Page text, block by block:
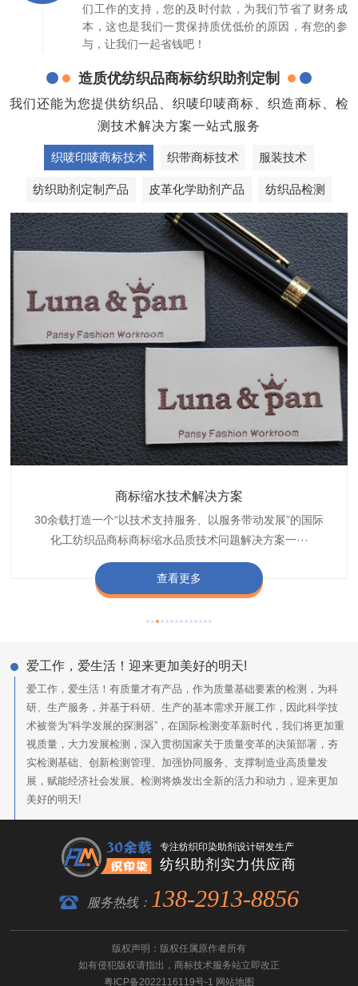
们工作的支持，您的及时付款，为我们节省了财务成
本，这也是我们一贯保持质优低价的原因，有您的参
与，让我们一起省钱吧！
造质优纺织品商标纺织助剂定制
我们还能为您提供纺织品、织唛印唛商标、织造商标、检
测技术解决方案一站式服务
织唛印唛商标技术 织带商标技术 服装技术
纺织助剂定制产品 皮革化学助剂产品 纺织品检测
商标缩水技术解决方案
30余载打造一个“以技术支持服务、以服务带动发展”的国际
化工纺织品商标商标缩水品质技术问题解决方案一···
查看更多
织带商标防水技术解决方案
博准公司专注于织带商标防水技术解决方案30余载,励志于
纺织品商标企业打造含油量超标品质技术问题解决方···
查看更多
服装颜色不匀技术解决方案
博准是一家专注30余载设计研发织唛印唛商标、织带服装颜
色不匀品质技术问题解决方案一站式服务提供商,技···
查看更多
纺织品阻燃母粒
博准致力于成为纺织品商标阻燃母粒剂,TF-W760,TF-W760
阻燃母粒剂加工定制服务实力提供商,···
查看更多
爱工作，爱生活！迎来更加美好的明天!
爱工作，爱生活！有质量才有产品，作为质量基础要素的检测，为科
研、生产服务，并基于科研、生产的基本需求开展工作，因此科学技
术被誉为“科学发展的探测器”，在国际检测变革新时代，我们将更加重
视质量，大力发展检测，深入贯彻国家关于质量变革的决策部署，夯
实检测基础、创新检测管理、加强协同服务、支撑制造业高质量发
展，赋能经济社会发展。检测将焕发出全新的活力和动力，迎来更加
美好的明天!
专注纺织印染助剂设计研发生产
纺织助剂实力供应商
服务热线： 138-2913-8856
版权声明：版权任属原作者所有
如有侵犯版权请指出， 商标技术服务站立即改正
粤ICP备2022116119号-1 网站地图